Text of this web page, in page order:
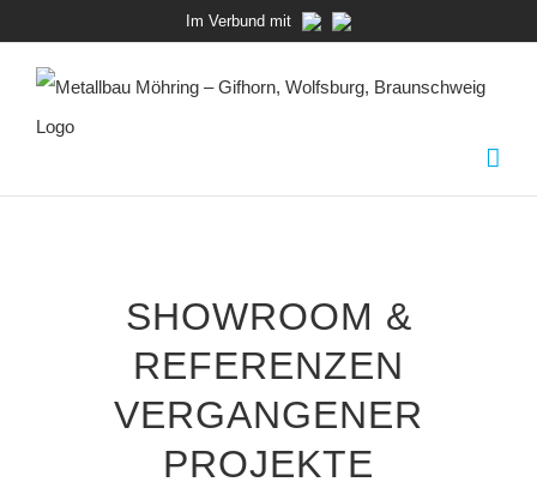
springen
Im Verbund mit
SHOWROOM &
REFERENZEN
VERGANGENER
PROJEKTE